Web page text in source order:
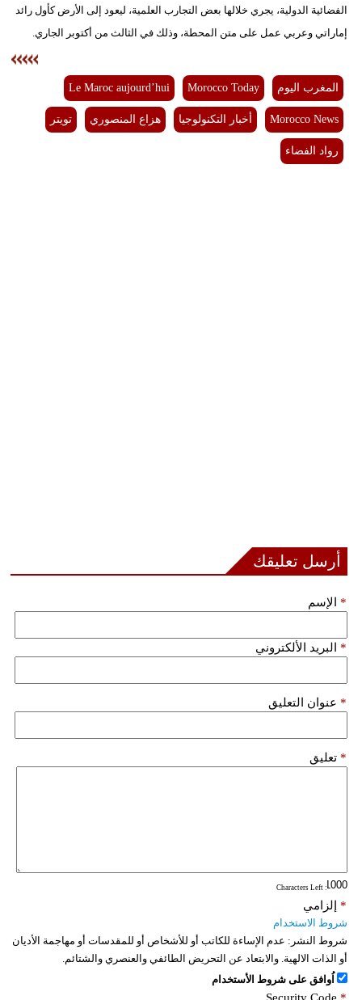
الفضائية الدولية، يجري خلالها بعض التجارب العلمية، ليعود إلى الأرض كأول رائد
إماراتي وعربي عمل على متن المحطة، وذلك في الثالث من أكتوبر الجاري.
المغرب اليوم Morocco Today
Le Maroc aujourd’hui
Morocco News أخبار التكنولوجيا هزاع المنصوري تويتر
رواد الفضاء
أرسل تعليقك
الإسم *
البريد الألكتروني *
عنوان التعليق *
تعليق *
: Characters Left
إلزامي *
شروط الاستخدام
شروط النشر: عدم الإساءة للكاتب أو للأشخاص أو للمقدسات أو مهاجمة الأديان
أو الذات الالهية. والابتعاد عن التحريض الطائفي والعنصري والشتائم.
اُوافق على شروط الأستخدام
Security Code *